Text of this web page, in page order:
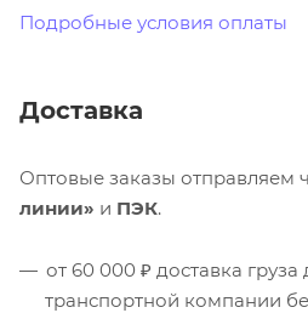
Подробные условия оплаты
Доставка
Оптовые заказы отправляем
линии» и ПЭК.
от 60 000 ₽ доставка
транспортной компании